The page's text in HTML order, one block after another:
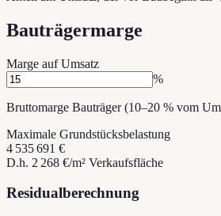
Bauträgermarge
Marge auf Umsatz
%
Bruttomarge Bauträger (10–20 % vom
Maximale Grundstücksbelastung
4 535 691 €
D.h. 2 268 €/m² Verkaufsfläche
Residualberechnung